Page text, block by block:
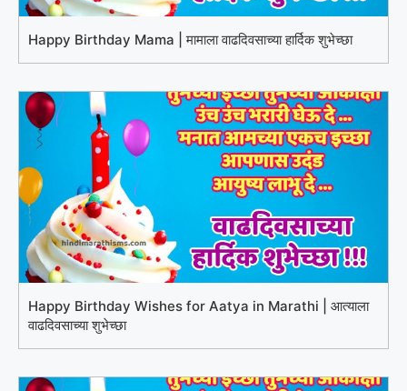
Happy Birthday Mama | मामाला वाढदिवसाच्या हार्दिक शुभेच्छा
Happy Birthday Wishes for Aatya in Marathi | आत्याला
वाढदिवसाच्या शुभेच्छा